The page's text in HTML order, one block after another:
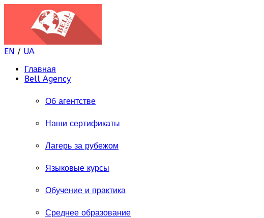
EN / UA
Главная
Bell Agency
Об агентстве
Наши сертификаты
Лагерь за рубежом
Языковые курсы
Обучение и практика
Среднее образование